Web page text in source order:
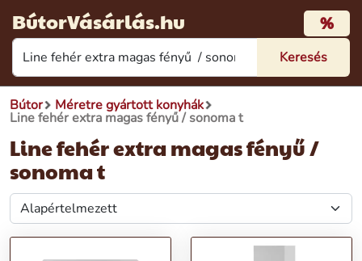
BútorVásárlás.hu %
Bútor Méretre gyártott konyhák
Line fehér extra magas fényű / sonoma t
Line fehér extra magas fényű /
sonoma t